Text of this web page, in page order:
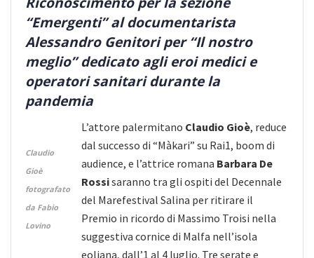
“Emergenti” al documentarista
Alessandro Genitori per “Il nostro
meglio” dedicato agli eroi medici e
operatori sanitari durante la
pandemia
Claudio
Gioè
fotografato
da Fabio
Lovino
L’attore palermitano Claudio Gioè, reduce
dal successo di “Màkari” su Rai1, boom di
audience, e l’attrice romana Barbara De
Rossisaranno tra gli ospiti del Decennale
del Marefestival Salina per ritirare il
Premio in ricordo di Massimo Troisi nella
suggestiva cornice di Malfa nell’isola
eoliana, dall’1 al 4 luglio. Tre serate e